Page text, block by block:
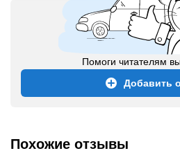
Помоги читателям
Добавить
Похожие отзывы